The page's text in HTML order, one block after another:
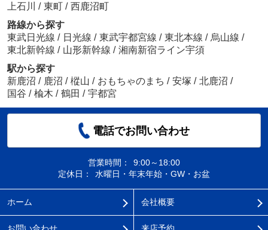
上石川 / 東町 / 西鹿沼町
路線から探す
東武日光線 / 日光線 / 東武宇都宮線 / 東北本線 / 烏山線 /
東北新幹線 / 山形新幹線 / 湘南新宿ライン宇須
駅から探す
新鹿沼 / 鹿沼 / 樅山 / おもちゃのまち / 安塚 / 北鹿沼 /
国谷 / 楡木 / 鶴田 / 宇都宮
電話でお問い合わせ
営業時間：
9:00～18:00
定休日：
水曜日・年末年始・GW・お盆
ホーム 会社概要